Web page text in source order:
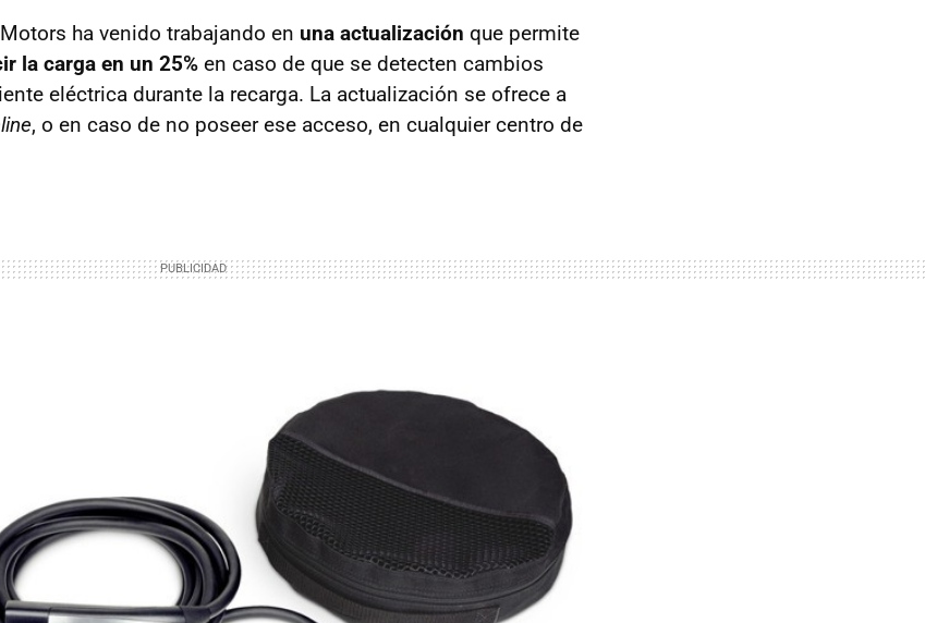
ha venido trabajando en una actualización que permite
la carga en un 25% en caso de que se detecten cambios
eléctrica durante la recarga. La actualización se ofrece a
, o en caso de no poseer ese acceso, en cualquier centro de